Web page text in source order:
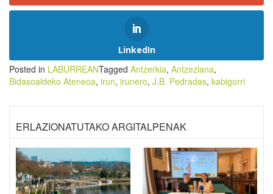
LinkedIn
Posted in LABURREANTagged Antzerkia, Antzezlana,
Bidasoaldeko Ateneoa, irun, irunero, J.B. Pedradas, kabigorri
ERLAZIONATUTAKO ARGITALPENAK